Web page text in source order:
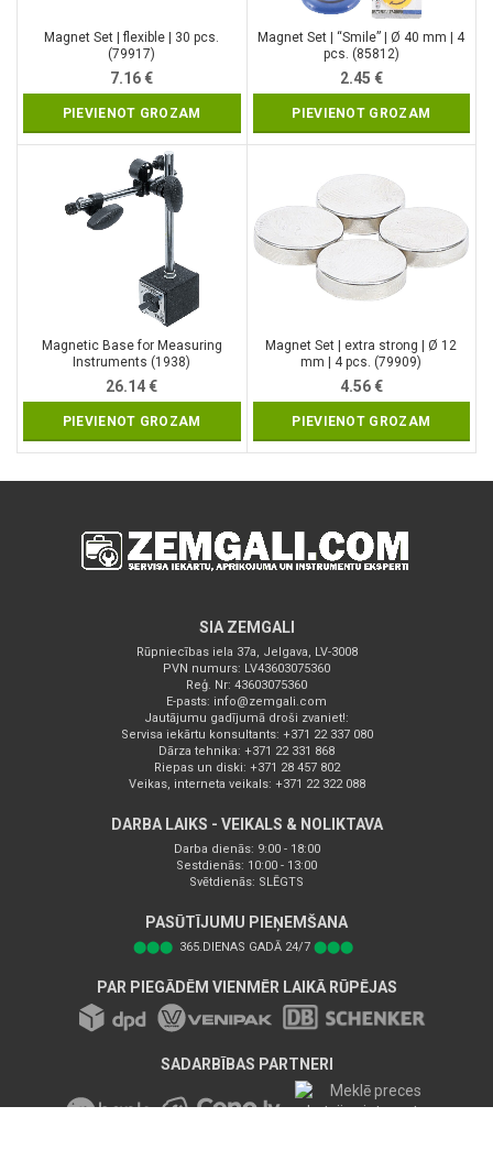
Magnet Set | flexible | 30 pcs.
(79917)
7.16€
PIEVIENOT GROZAM
Magnet Set | “Smile” | Ø 40 mm | 4
pcs. (85812)
2.45 €
PIEVIENOT GROZAM
Magnetic Base for Measuring
Instruments (1938)
26.14€
PIEVIENOT GROZAM
Magnet Set | extra strong | Ø 12
mm | 4 pcs. (79909)
4.56€
PIEVIENOT GROZAM
SIA ZEMGALI
Rūpniecības iela 37a, Jelgava, LV-3008
PVN numurs: LV43603075360
Reģ. Nr: 43603075360
E-pasts: info@zemgali.com
Jautājumu gadījumā droši zvaniet!:
Servisa iekārtu konsultants: +371 22 337 080
Dārza tehnika: +371 22 331 868
Riepas un diski: +371 28 457 802
Veikas, interneta veikals: +371 22 322 088
DARBA LAIKS - VEIKALS & NOLIKTAVA
Darba dienās: 9:00 - 18:00
Sestdienās: 10:00 - 13:00
Svētdienās: SLĒGTS
PASŪTĪJUMU PIEŅEMŠANA
⬤⬤⬤ 365.DIENAS GADĀ 24/7 ⬤⬤⬤
PAR PIEGĀDĒM VIENMĒR LAIKĀ RŪPĒJAS
SADARBĪBAS PARTNERI